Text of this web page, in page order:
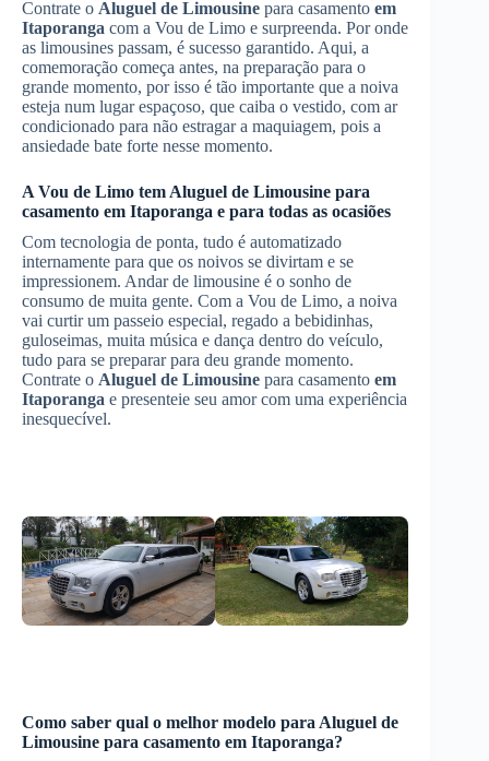
Contrate o Aluguel de Limousine para casamento em
Itaporanga com a Vou de Limo e surpreenda. Por onde
as limousines passam, é sucesso garantido. Aqui, a
comemoração começa antes, na preparação para o
grande momento, por isso é tão importante que a noiva
esteja num lugar espaçoso, que caiba o vestido, com ar
condicionado para não estragar a maquiagem, pois a
ansiedade bate forte nesse momento.
A Vou de Limo tem Aluguel de Limousine para
casamento em Itaporanga e para todas as ocasiões
Com tecnologia de ponta, tudo é automatizado
internamente para que os noivos se divirtam e se
impressionem. Andar de limousine é o sonho de
consumo de muita gente. Com a Vou de Limo, a noiva
vai curtir um passeio especial, regado a bebidinhas,
guloseimas, muita música e dança dentro do veículo,
tudo para se preparar para deu grande momento.
Contrate o Aluguel de Limousine para casamento em
Itaporanga e presenteie seu amor com uma experiência
inesquecível.
Como saber qual o melhor modelo para Aluguel de
Limousine para casamento em Itaporanga?